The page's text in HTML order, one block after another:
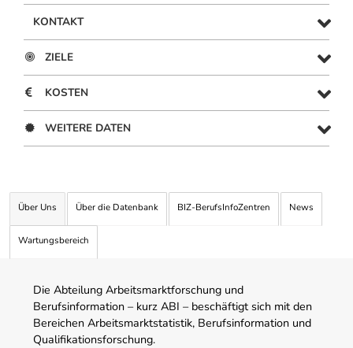
KONTAKT
ZIELE
KOSTEN
WEITERE DATEN
Über Uns Über die Datenbank BIZ-BerufsInfoZentren News
Wartungsbereich
Die Abteilung Arbeitsmarktforschung und
Berufsinformation – kurz ABI – beschäftigt sich mit den
Bereichen Arbeitsmarktstatistik, Berufsinformation und
Qualifikationsforschung.